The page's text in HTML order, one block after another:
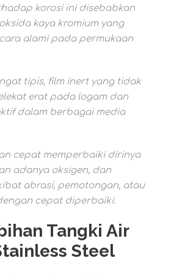
korosi ini disebabkan
kaya kromium yang
alami pada permukaan
tipis, film inert yang tidak
erat pada logam dan
dalam berbagai media
cepat memperbaiki dirinya
adanya oksigen, dan
abrasi, pemotongan, atau
cepat diperbaiki.
Tangki Air
Steel